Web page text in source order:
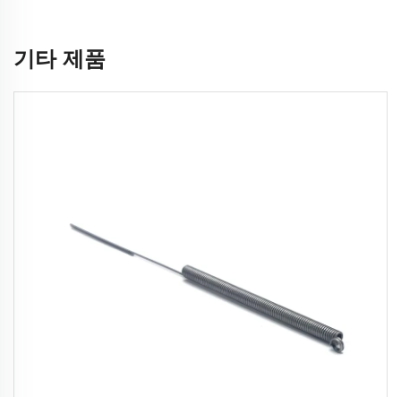
기타 제품